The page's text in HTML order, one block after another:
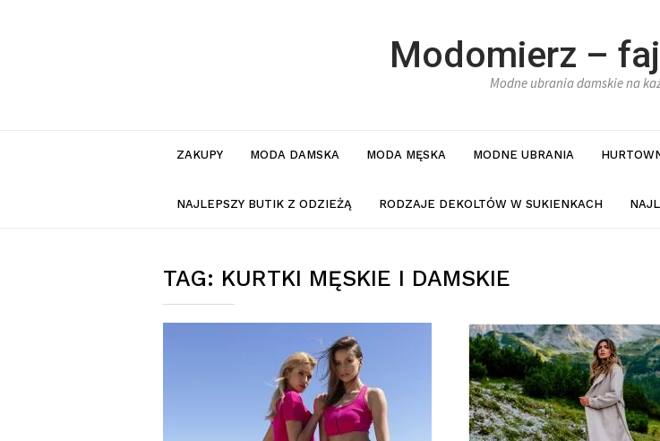
Modomierz –
Modne ubrania damskie na
ZAKUPY MODA DAMSKA MODA MĘSKA MODNE UBRANIA
NAJLEPSZY BUTIK Z ODZIEŻĄ RODZAJE DEKOLTÓW W SUKIENKACH
TAG: KURTKI MĘSKIE I DAMSKIE